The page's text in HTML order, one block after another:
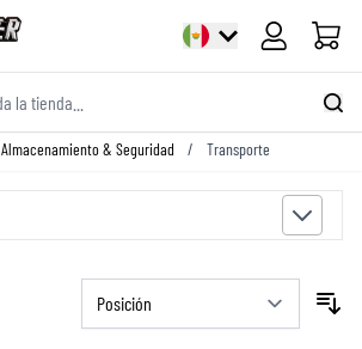
Almacenamiento & Seguridad / Transporte